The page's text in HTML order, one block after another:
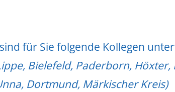
für Sie folgende Kollegen
Bielefeld, Paderborn,
Dortmund, Märkischer Kreis)